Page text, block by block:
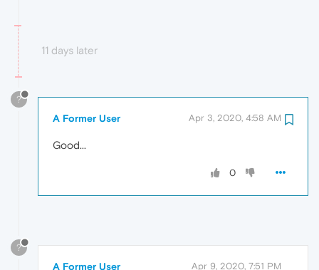
11 days later
?
A Former User Apr 3, 2020, 4:58 AM
Good...
0
?
A Former User Apr 9, 2020, 7:51 PM